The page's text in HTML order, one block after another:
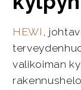
HEWI ,
valikoiman